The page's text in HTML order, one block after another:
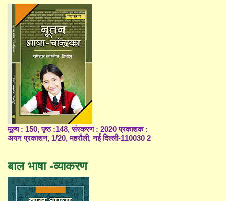
मूल्य : 150, पृष्ठ :148, संस्करण : 2020 प्रकाशक :
अयन प्रकाशन, 1/20, महरौली, नई दिल्ली-110030 2
बाल भाषा -व्याकरण